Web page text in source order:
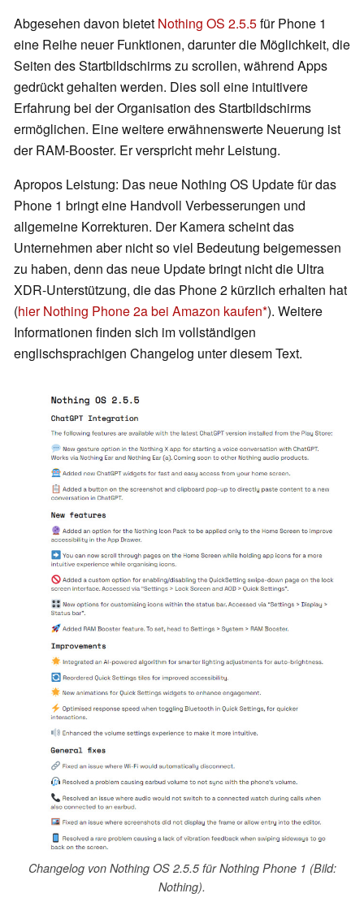
Abgesehen davon bietet Nothing OS 2.5.5für Phone 1
eine Reihe neuer Funktionen, darunter die Möglichkeit, die
Seiten des Startbildschirms zu scrollen, während Apps
gedrückt gehalten werden. Dies soll eine intuitivere
Erfahrung bei der Organisation des Startbildschirms
ermöglichen. Eine weitere erwähnenswerte Neuerung ist
der RAM-Booster. Er verspricht mehr Leistung.
Apropos Leistung: Das neue Nothing OS Update für das
Phone 1 bringt eine Handvoll Verbesserungen und
allgemeine Korrekturen. Der Kamera scheint das
Unternehmen aber nicht so viel Bedeutung beigemessen
zu haben, denn das neue Update bringt nicht die Ultra
XDR-Unterstützung, die das Phone 2 kürzlich erhalten hat
(hier Nothing Phone 2a bei Amazon kaufen ). Weitere
Informationen finden sich im vollständigen
englischsprachigen Changelog unter diesem Text.
Changelog von Nothing OS 2.5.5 für Nothing Phone 1 (Bild:
Nothing).